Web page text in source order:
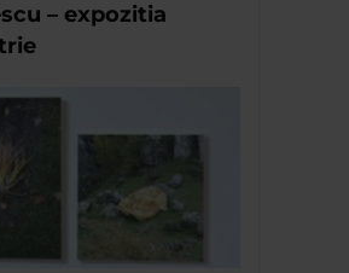
– expozitia